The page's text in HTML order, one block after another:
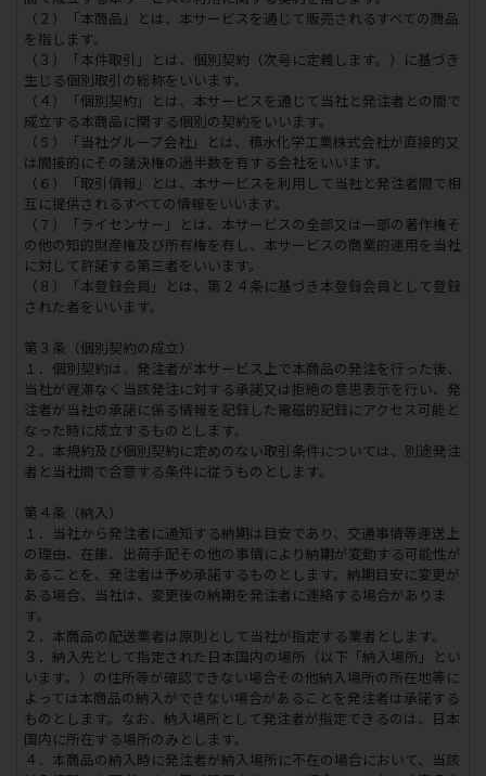
（２）「本商品」とは、本サービスを通じて販売されるすべての商品
を指します。
（３）「本件取引」とは、個別契約（次号に定義します。）に基づき
生じる個別取引の総称をいいます。
（４）「個別契約」とは、本サービスを通じて当社と発注者との間で
成立する本商品に関する個別の契約をいいます。
（５）「当社グループ会社」とは、積水化学工業株式会社が直接的又
は間接的にその議決権の過半数を有する会社をいいます。
（６）「取引情報」とは、本サービスを利用して当社と発注者間で相
互に提供されるすべての情報をいいます。
（７）「ライセンサー」とは、本サービスの全部又は一部の著作権そ
の他の知的財産権及び所有権を有し、本サービスの商業的運用を当社
に対して許諾する第三者をいいます。
（８）「本登録会員」とは、第２４条に基づき本登録会員として登録
された者をいいます。
第３条（個別契約の成立）
１．個別契約は、発注者が本サービス上で本商品の発注を行った後、
当社が遅滞なく当該発注に対する承諾又は拒絶の意思表示を行い、発
注者が当社の承諾に係る情報を記録した電磁的記録にアクセス可能と
なった時に成立するものとします。
２．本規約及び個別契約に定めのない取引条件については、別途発注
者と当社間で合意する条件に従うものとします。
第４条（納入）
１．当社から発注者に通知する納期は目安であり、交通事情等運送上
の理由、在庫、出荷手配その他の事情により納期が変動する可能性が
あることを、発注者は予め承諾するものとします。納期目安に変更が
ある場合、当社は、変更後の納期を発注者に連絡する場合がありま
す。
２．本商品の配送業者は原則として当社が指定する業者とします。
３．納入先として指定された日本国内の場所（以下「納入場所」とい
います。）の住所等が確認できない場合その他納入場所の所在地等に
よっては本商品の納入ができない場合があることを発注者は承諾する
ものとします。なお、納入場所として発注者が指定できるのは、日本
国内に所在する場所のみとします。
４．本商品の納入時に発注者が納入場所に不在の場合において、当該